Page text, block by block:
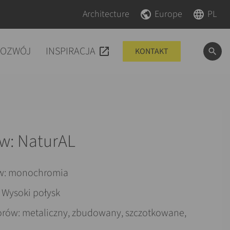
Pomiń nawigacje
Architecture Pomiń nawigacje Europe PL
INSPIRACJA KONTAKT
NaturAL
monochromia
połysk
metaliczny, zbudowany, szczotkowane,